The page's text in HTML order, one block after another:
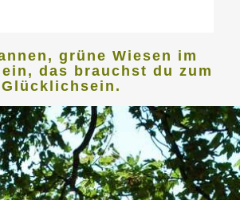
grüne Wiesen im
das brauchst du zum
Glücklichsein.